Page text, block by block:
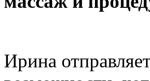
Ирина